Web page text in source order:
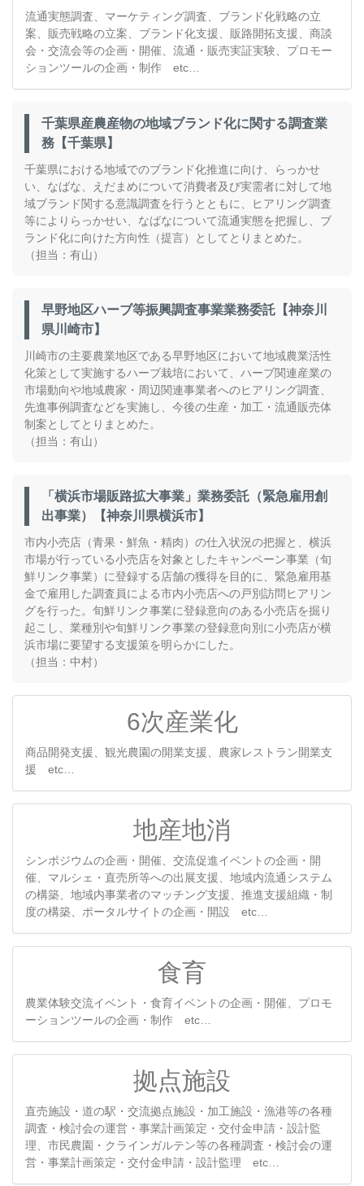
流通実態調査、マーケティング調査、ブランド化戦略の立
案、販売戦略の立案、ブランド化支援、販路開拓支援、商談
会・交流会等の企画・開催、流通・販売実証実験、プロモー
ションツールの企画・制作 etc…
千葉県産農産物の地域ブランド化に関する調査業
務【千葉県】
千葉県における地域でのブランド化推進に向け、らっかせ
い、なばな、えだまめについて消費者及び実需者に対して地
域ブランド関する意識調査を行うとともに、ヒアリング調査
等によりらっかせい、なばなについて流通実態を把握し、ブ
ランド化に向けた方向性（提言）としてとりまとめた。
（担当：有山）
早野地区ハーブ等振興調査事業業務委託【神奈川
県川崎市】
川崎市の主要農業地区である早野地区において地域農業活性
化策として実施するハーブ栽培において、ハーブ関連産業の
市場動向や地域農家・周辺関連事業者へのヒアリング調査、
先進事例調査などを実施し、今後の生産・加工・流通販売体
制案としてとりまとめた。
（担当：有山）
「横浜市場販路拡大事業」業務委託（緊急雇用創
出事業）【神奈川県横浜市】
市内小売店（青果・鮮魚・精肉）の仕入状況の把握と、横浜
市場が行っている小売店を対象としたキャンペーン事業（旬
鮮リンク事業）に登録する店舗の獲得を目的に、緊急雇用基
金で雇用した調査員による市内小売店への戸別訪問ヒアリン
グを行った。旬鮮リンク事業に登録意向のある小売店を掘り
起こし、業種別や旬鮮リンク事業の登録意向別に小売店が横
浜市場に要望する支援策を明らかにした。
（担当：中村）
6次産業化
商品開発支援、観光農園の開業支援、農家レストラン開業支
援 etc…
地産地消
シンポジウムの企画・開催、交流促進イベントの企画・開
催、マルシェ・直売所等への出展支援、地域内流通システム
の構築、地域内事業者のマッチング支援、推進支援組織・制
度の構築、ポータルサイトの企画・開設 etc…
食育
農業体験交流イベント・食育イベントの企画・開催、プロモ
ーションツールの企画・制作 etc…
拠点施設
直売施設・道の駅・交流拠点施設・加工施設・漁港等の各種
調査・検討会の運営・事業計画策定・交付金申請・設計監
理、市民農園・クラインガルテン等の各種調査・検討会の運
営・事業計画策定・交付金申請・設計監理 etc…